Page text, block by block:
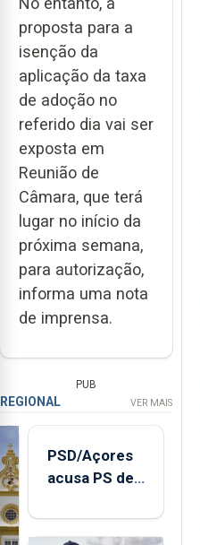
proposta para a
isenção da
aplicação da taxa
de adoção no
referido dia vai ser
exposta em
Reunião de
Câmara, que terá
lugar no início da
próxima semana,
para autorização,
informa uma nota
de imprensa.
PUB
REGIONAL VER MAIS
PSD/Açores
acusa PS de
contraditória"